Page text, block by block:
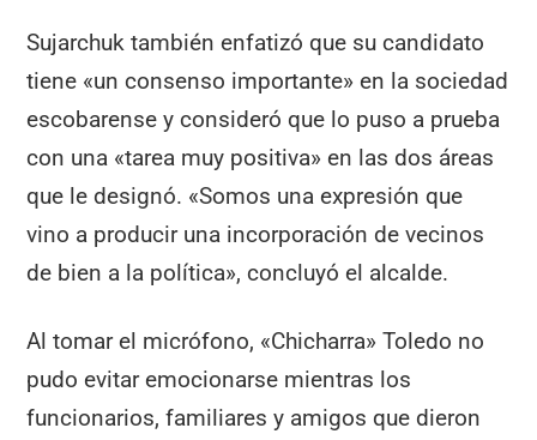
Sujarchuk también enfatizó que su candidato
tiene «un consenso importante» en la sociedad
escobarense y consideró que lo puso a prueba
con una «tarea muy positiva» en las dos áreas
que le designó. «Somos una expresión que
vino a producir una incorporación de vecinos
de bien a la política», concluyó el alcalde.
Al tomar el micrófono, «Chicharra» Toledo no
pudo evitar emocionarse mientras los
funcionarios, familiares y amigos que dieron